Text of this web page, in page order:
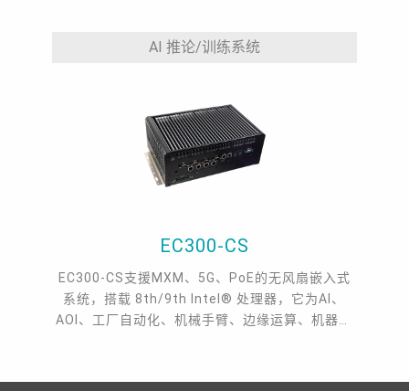
AI 推论/训练系统
EC300-CS
EC300-CS支援MXM、5G、PoE的无风扇嵌入式
系统，搭载 8th/9th Intel® 处理器，它为AI、
AOI、工厂自动化、机械手臂、边缘运算、机器视
Core, DDR4, 3 Mini PCIe, 2 M.2, 1 HDMI, 1 VGA,